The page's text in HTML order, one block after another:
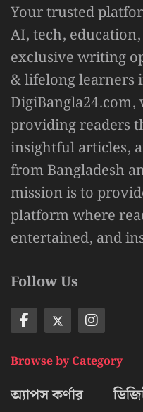
Your trusted
AI, tech,
exclusive writing
& lifelong learners
providing readers
insightful articles,
from Bangladesh
mission is to
platform where
entertained, and
Follow Us
Browse by Category
অ্যাপস কর্ণার